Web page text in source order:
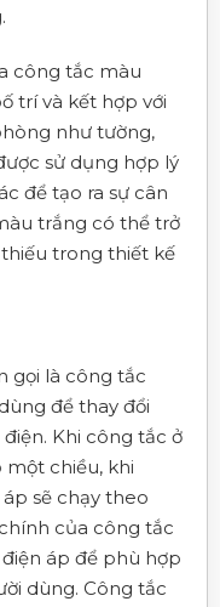
công tắc màu
trí và kết hợp với
như tường,
sử dụng hợp lý
để tạo ra sự cân
trắng có thể trở
trong thiết kế
gọi là công tắc
để thay đổi
Khi công tắc ở
một chiều, khi
sẽ chạy theo
của công tắc
áp để phù hợp
dùng. Công tắc